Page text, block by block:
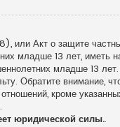
Акт о защите
младше 13 лет, иметь
младше 13
Обратите внимание,
кроме
юридической силы..